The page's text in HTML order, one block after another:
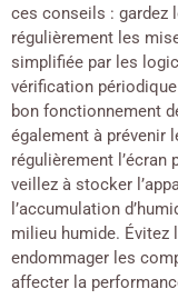
ces conseils : gardez
régulièrement les
simplifiée par les
vérification
bon fonctionnement
également à prévenir
régulièrement
veillez à stocker
l’accumulation
milieu humide. Évitez
endommager les
affecter la